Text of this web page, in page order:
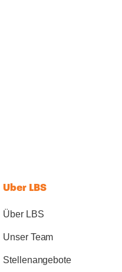
Uber LBS
Über LBS
Unser Team
Stellenangebote